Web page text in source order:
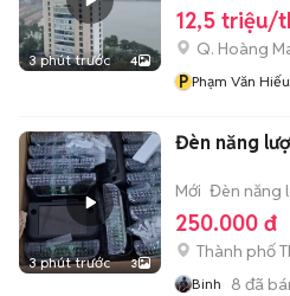
3 phút trước 4
12,5 triệu/
Q. Hoàng
P Phạm Văn Hiếu
3 phút trước 3
Đèn năng
Mới Đèn năng
250.000 đ
Thành phố
Binh 8 đã